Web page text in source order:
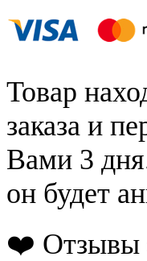
Товар
заказа и
Вами 3
он будет
❤️ Отзывы